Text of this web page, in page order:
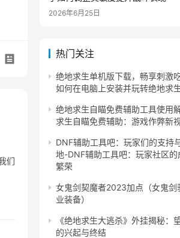
们
2026年6月25日
热门关注
绝地求生单机版下载，畅享刺激
如何在电脑上安装并玩转绝地求
绝地求生自瞄免费辅助工具使用
求生自瞄免费辅助：游戏作弊新
DNF辅助工具吧：玩家们的支持
地-DNF辅助工具吧：玩家社区的
繁荣
女鬼剑契魔者2023加点（女鬼剑
业装备）
《绝地求生大逃杀》外挂揭秘：
的兴起与终结